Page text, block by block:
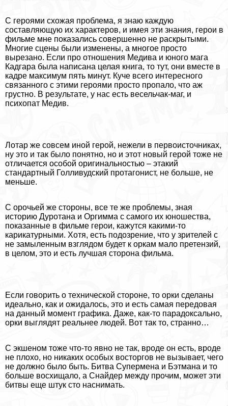
С героями схожая проблема, я знаю каждую
составляющую их хаpaктеров, и имея эти знания, герои в
фильме мне показались совершенно не раскрытыми.
Многие сцены были изменены, а многое просто
вырезано. Если про отношения Медива и юного мага
Кадгара была написана целая книга, то тут, они вместе в
кадре максимум пять минут. Куче всего интересного
связанного с этими героями просто пропало, что аж
грустно. В результате, у нас есть весельчак-маг, и
психопат Медив.
Лотар же совсем иной герой, нежели в первоисточниках,
ну это и так было понятно, но и этот новый герой тоже не
отличается особой оригинальностью – этакий
стандартный Голливудский протагонист, не больше, не
меньше.
С орочьей же стороны, все те же проблемы, зная
историю Дуротана и Opгимма с самого их юношества,
показанные в фильме герои, кажутся какими-то
карикатурными. Хотя, есть подозрение, что у зрителей с
не замыленным взглядом будет к оркам мало претензий,
в целом, это и есть лучшая сторона фильма.
Если говорить о технической стороне, то орки сделаны
идеально, как и ожидалось, это и есть самая передовая
на данный момент графика. Даже, как-то парадоксально,
орки выглядят реальнее людей. Вот так то, странно…
С экшеном тоже что-то явно не так, вроде он есть, вроде
не плохо, но никаких особых восторгов не вызывает, чего
не должно было быть. Битва Супермена и Бэтмана и то
больше восхищало, а Снайдер между прочим, может эти
битвы еще штук сто наснимать.